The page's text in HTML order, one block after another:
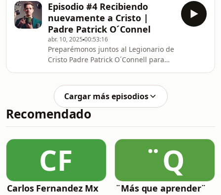
deportista de alto rendimiento nos
comparte como la pérdida de un ser
querido, transforma su duelo en
virtud y en amor.
Episodio #4 Recibiendo
nuevamente a Cristo |
Padre Patrick O´Connel
abr. 10, 2025 00:53:16
Preparémonos juntos al Legionario de
Cristo Padre Patrick O´Connell para
Santa y Pascua.
Cargar más episodios
Recomendado
CF
Carlos Fernandez Mx
¨Q
¨Más que aprender¨